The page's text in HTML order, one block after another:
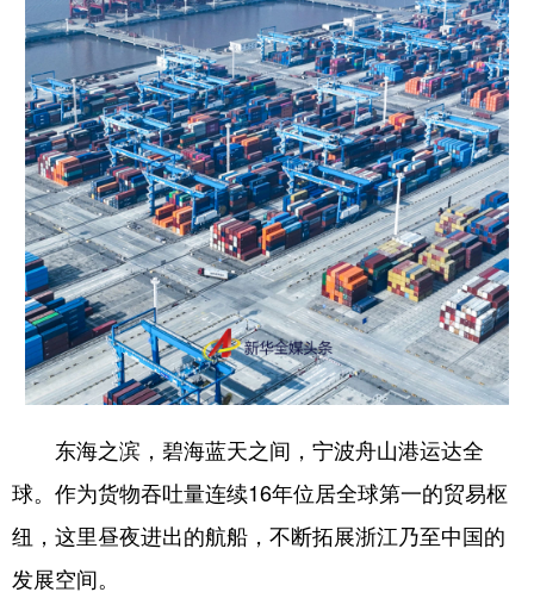
公益 一带一路 亚太网 上市公司
地方频道
北京 天津 河北 山西
辽宁 吉林 上海 江苏
浙江 安徽 福建 江西
山东 河南 湖北 湖南
广东 广西 海南 重庆
四川 贵州 云南 西藏
陕西 甘肃 青海 宁夏
东海之滨，碧海蓝天之间，宁波舟山港运达全
球。作为货物吞吐量连续16年位居全球第一的贸易枢
纽，这里昼夜进出的航船，不断拓展浙江乃至中国的
发展空间。